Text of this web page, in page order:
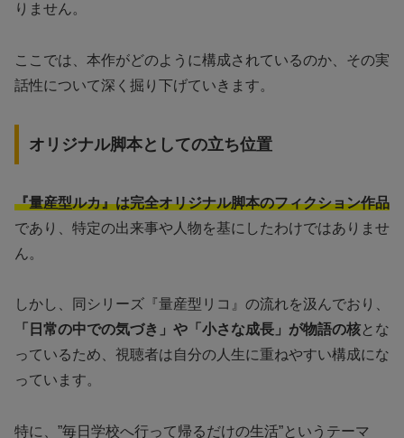
りません。
ここでは、本作がどのように構成されているのか、その実
話性について深く掘り下げていきます。
オリジナル脚本としての立ち位置
『量産型ルカ』は完全オリジナル脚本のフィクション作品
であり、特定の出来事や人物を基にしたわけではありませ
ん。
しかし、同シリーズ『量産型リコ』の流れを汲んでおり、
「日常の中での気づき」や「小さな成長」が物語の核とな
っているため、視聴者は自分の人生に重ねやすい構成にな
っています。
特に、”毎日学校へ行って帰るだけの生活”というテーマ